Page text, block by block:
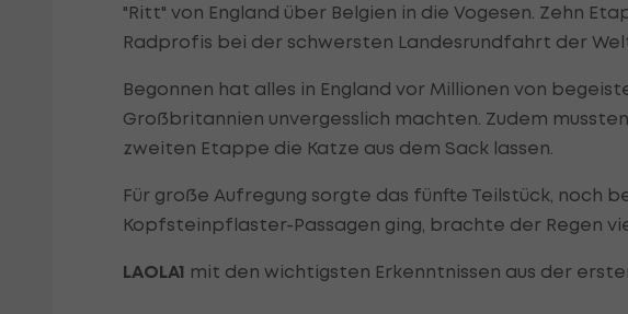
"Ritt" von England über Belgien in die Vogesen. Zehn
Radprofis bei der schwersten Landesrundfahrt der
Begonnen hat alles in England vor Millionen von
Großbritannien unvergesslich machten. Zudem
zweiten Etappe die Katze aus dem Sack lassen.
Für große Aufregung sorgte das fünfte Teilstück, noch
Kopfsteinpflaster-Passagen ging, brachte der Regen
LAOLA1 mit den wichtigsten Erkenntnissen aus der